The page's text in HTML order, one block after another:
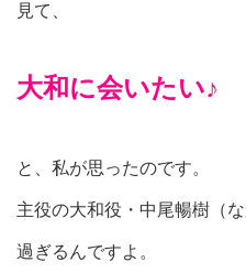
見て、
大和に会いたい♪
と、私が思ったのです。
主役の大和役・中尾暢樹（
過ぎるんですよ。